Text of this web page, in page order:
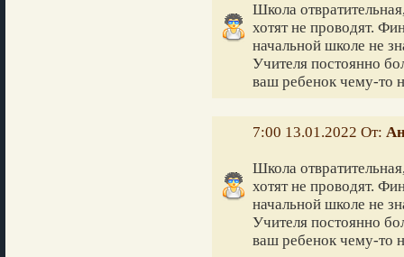
Школа
хотят не проводят.
начальной школе не
Учителя постоянно
ваш ребенок чему-то
7:00 13.01.2022 От:
Школа
хотят не проводят.
начальной школе не
Учителя постоянно
ваш ребенок чему-то